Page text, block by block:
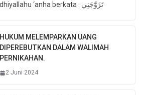
Ta’ala Dari Aisyah radhiyallahu ‘anha berkata : تَزَوَّجَنِي
HUKUM MELEMPARKAN UANG
DIPEREBUTKAN DALAM WALIMAH
PERNIKAHAN.
2 Juni 2024